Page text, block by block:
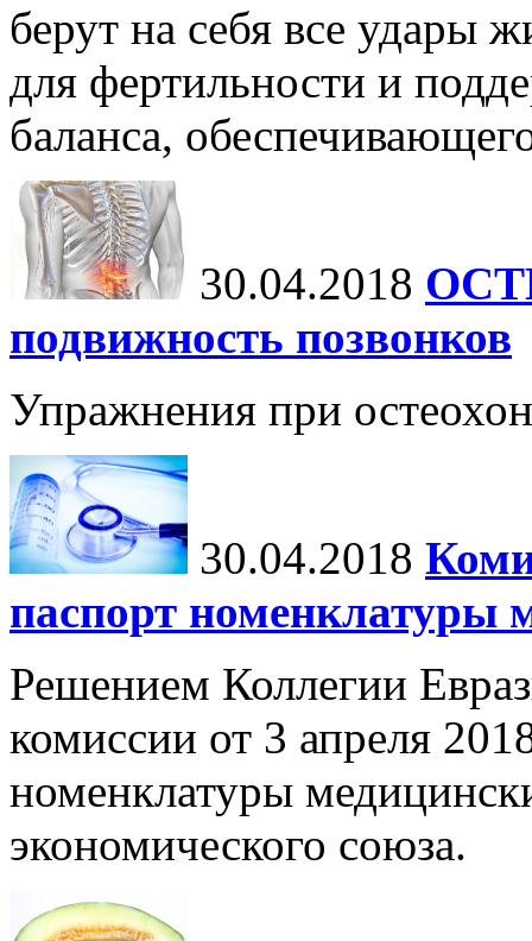
берут на себя все удары
для фертильности и
баланса,
30.04.2018
подвижность позвонков
Упражнения при
30.04.2018
паспорт номенклатуры
Решением Коллегии
комиссии от 3 апреля
номенклатуры
экономического союза.